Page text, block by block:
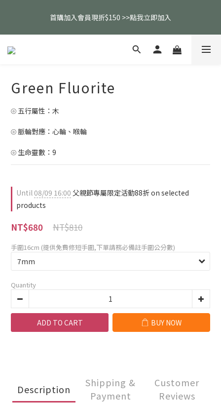
品除外）
首購加入會員現折$150 >>點我立即加入
全館消費滿$2000免運（僅限配送台灣地區）
父親節活動｜指定品項任選兩件88折（礦標｜高品水晶｜客製化商
品除外）
Green Fluorite
⦾ 五行屬性：木
⦾ 脈輪對應：心輪、喉輪
⦾ 生命靈數：9
Until08/09 16:00 父親節專屬限定活動88折 on selected
products
NT$810
NT$680
手圍16cm (提供免費修短手圍,下單請務必備註手圍公分數)
Quantity
ADD TO CART BUY NOW
Description
Shipping &
Payment
Customer
Reviews